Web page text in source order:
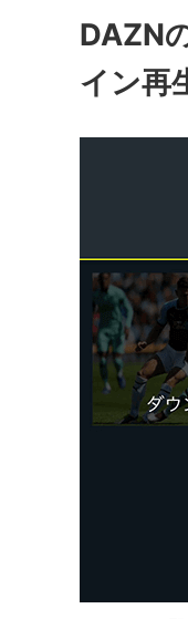
DAZN
イン再